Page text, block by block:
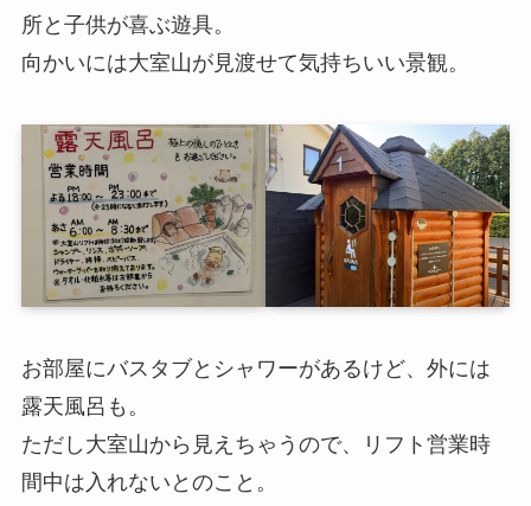
所と子供が喜ぶ遊具。
向かいには大室山が見渡せて気持ちいい景観。
お部屋にバスタブとシャワーがあるけど、外には
露天風呂も。
ただし大室山から見えちゃうので、リフト営業時
間中は入れないとのこと。